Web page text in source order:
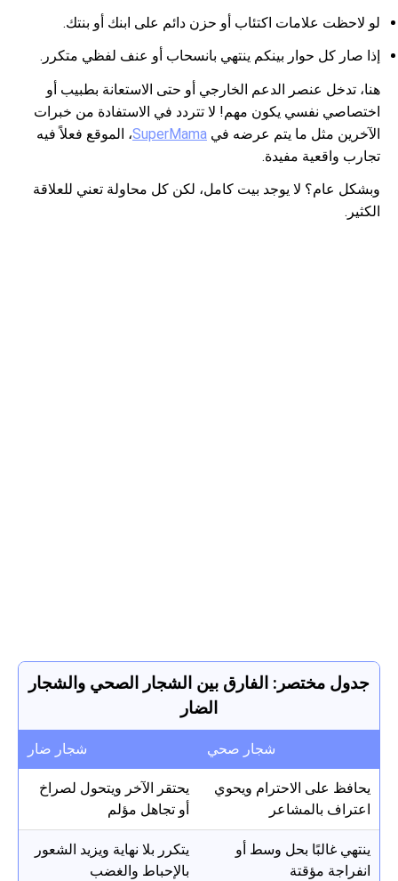
لو لاحظت علامات اكتئاب أو حزن دائم على ابنك أو بنتك.
إذا صار كل حوار بينكم ينتهي بانسحاب أو عنف لفظي متكرر.
هنا، تدخل عنصر الدعم الخارجي أو حتى الاستعانة بطبيب أو
اختصاصي نفسي يكون مهم! لا تتردد في الاستفادة من خبرات
الآخرين مثل ما يتم عرضه في SuperMama، الموقع فعلاً فيه
تجارب واقعية مفيدة.
وبشكل عام؟ لا يوجد بيت كامل، لكن كل محاولة تعني للعلاقة
الكثير.
جدول مختصر: الفارق بين الشجار الصحي والشجار
الضار
شجار صحي شجار ضار
يحافظ على الاحترام ويحوي
اعتراف بالمشاعر
يحتقر الآخر ويتحول لصراخ
أو تجاهل مؤلم
ينتهي غالبًا بحل وسط أو
انفراجة مؤقتة
يتكرر بلا نهاية ويزيد الشعور
بالإحباط والغضب